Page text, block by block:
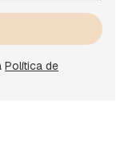
Política de